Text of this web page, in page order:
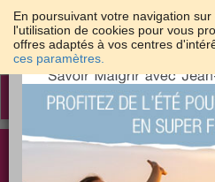
En poursuivant votre navigation
l'utilisation de cookies pour vous
offres adaptés à vos centres
ces paramètres.
Toggle
Les meilleures solutions
dans sa